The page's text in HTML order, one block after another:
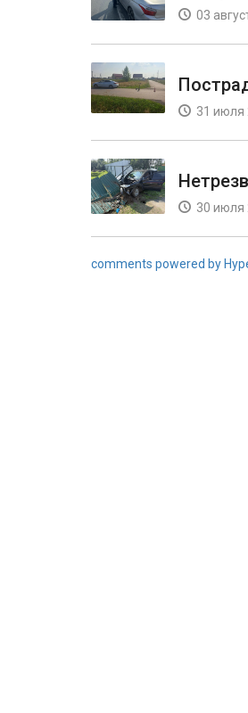
03
31 июля
30 июля
comments powered by